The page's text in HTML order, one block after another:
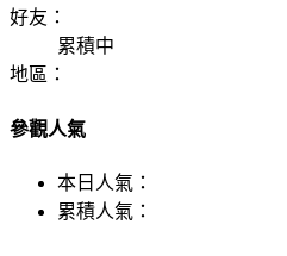
好友：
累積中
地區：
參觀人氣
本日人氣：
累積人氣：